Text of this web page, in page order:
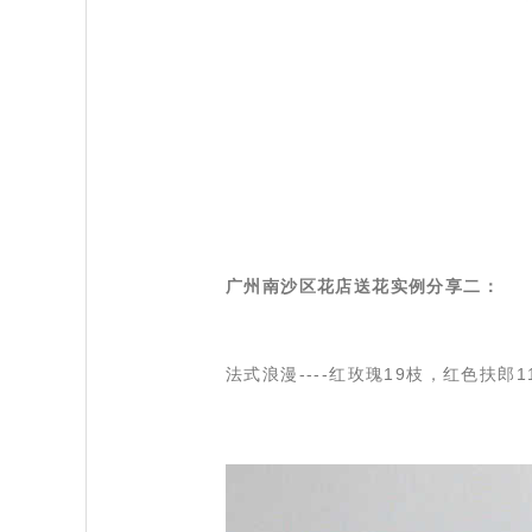
广州南沙区花店送花实例分享二：
法式浪漫----红玫瑰19枝，红色扶郎